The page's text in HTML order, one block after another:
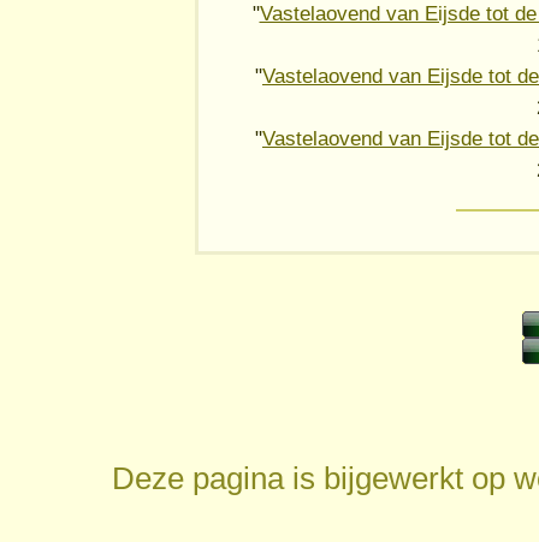
"Vastelaovend van Eijsde tot
"Vastelaovend van Eijsde tot
"Vastelaovend van Eijsde tot
Deze pagina is bijgewerkt op